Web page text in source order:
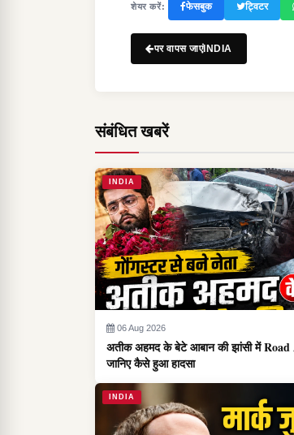
शेयर करें: फेसबुक ट्विटर
पर वापस जाएंINDIA
संबंधित खबरें
INDIA
06 Aug 2026
अतीक अहमद के बेटे आबान की झांसी में Road
जानिए कैसे हुआ हादसा
INDIA